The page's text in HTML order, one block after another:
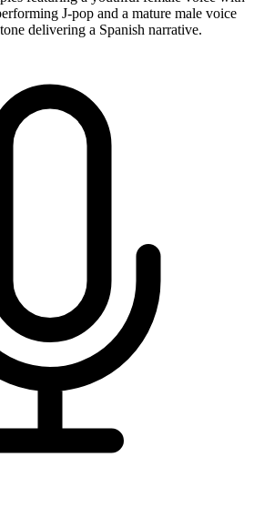
J-pop and a mature male voice
delivering a Spanish narrative.